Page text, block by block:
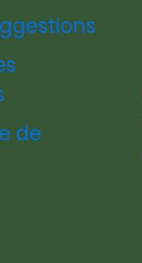
de